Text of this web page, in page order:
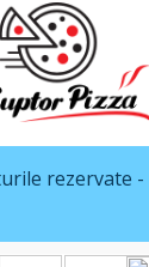
rezervate -